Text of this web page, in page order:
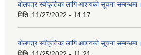
बोलपत्र स्वीकृतिका लागि आशयको सूचना सम्बन्धमा।
मिति: 11/27/2022 - 14:17
बोलपत्र स्वीकृतिका लागि आशयको सूचना सम्बन्धमा।